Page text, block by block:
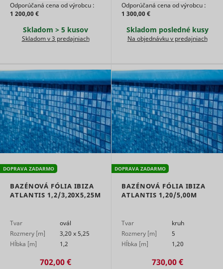
Odporúčaná cena od výrobcu :
1 200,00 €
Skladom > 5 kusov
Skladom v 3 predajniach
Odporúčaná cena od výrobcu :
1 300,00 €
Skladom posledné kusy
Na objednávku v predajniach
DOPRAVA ZADARMO
BAZÉNOVÁ FÓLIA IBIZA
ATLANTIS 1,2/3,20X5,25M
Tvar
ovál
Rozmery [m]
3,20 x 5,25
Hĺbka [m]
1,2
702,00 €
DOPRAVA ZADARMO
BAZÉNOVÁ FÓLIA IBIZA
ATLANTIS 1,20/5,00M
Tvar
kruh
Rozmery [m]
5
Hĺbka [m]
1,20
730,00 €